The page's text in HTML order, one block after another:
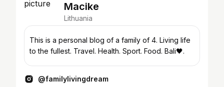
Macike
Lithuania
This is a personal blog of a family of 4. Living life
to the fullest. Travel. Health. Sport. Food. Bali🖤.
@familylivingdream